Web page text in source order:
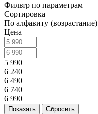
Фильтр по параметрам
Сортировка
По алфавиту (возрастание)
Цена
5 990
6 240
6 490
6 740
6 990
Сбросить